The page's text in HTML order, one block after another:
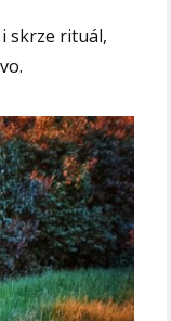
i skrze rituál,